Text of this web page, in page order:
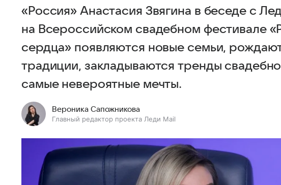
«Россия» Анастасия Звягина в беседе с
на Всероссийском свадебном фестивале
сердца» появляются новые семьи,
традиции, закладываются тренды
самые невероятные мечты.
Вероника Сапожникова
Главный редактор проекта Леди Mail